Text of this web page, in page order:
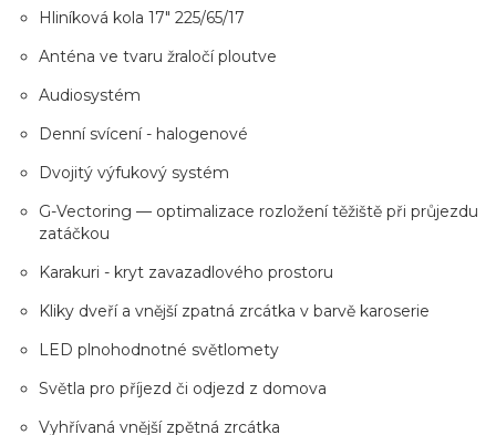
Hliníková kola 17" 225/65/17
Anténa ve tvaru žraločí ploutve
Audiosystém
Denní svícení - halogenové
Dvojitý výfukový systém
G-Vectoring — optimalizace rozložení těžiště při průjezdu
zatáčkou
Karakuri - kryt zavazadlového prostoru
Kliky dveří a vnější zpatná zrcátka v barvě karoserie
LED plnohodnotné světlomety
Světla pro příjezd či odjezd z domova
Vyhřívaná vnější zpětná zrcátka